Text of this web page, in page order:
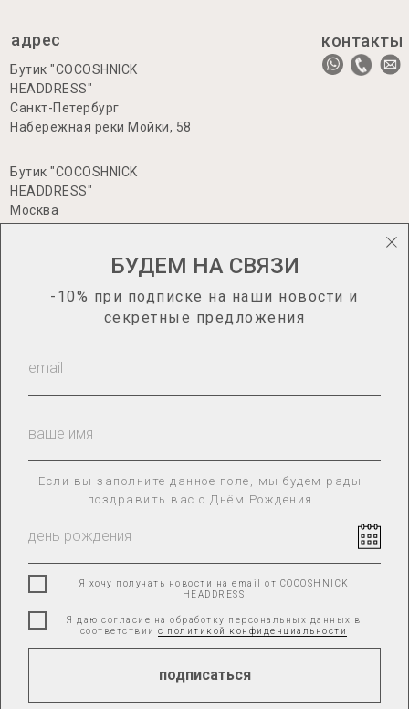
адрес контакты
информация
Бутик "COCOSHNICK
HEADDRESS"
Санкт-Петербург
Набережная реки Мойки, 58
Бутик "COCOSHNICK
HEADDRESS"
Москва
ПОЛИТИКА КОНФИДЕНЦИАЛЬНОСТИ
Гид по размерам
Оплата «Долями»
Возврат товара
Оплата через Яндекс.Сплит
Сотрудничество
БУДЕМ НА СВЯЗИ
-10% при подписке на наши новости и
секретные предложения
Если вы заполните данное поле, мы будем рады
поздравить вас с Днём Рождения
Я хочу получать новости на email от COCOSHNICK
HEADDRESS
Я даю согласие на обработку персональных данных в
соответствиис политикой конфиденциальности
подписаться